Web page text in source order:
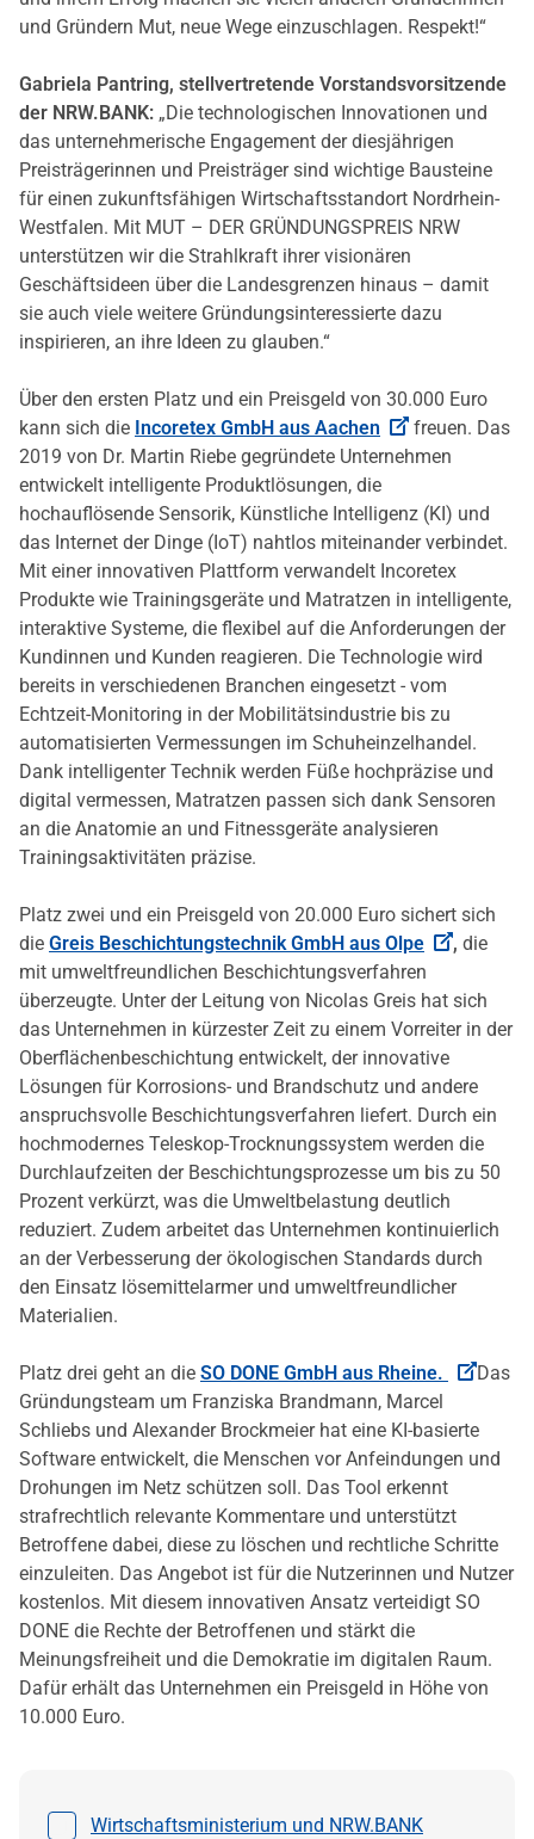
und Gründern Mut, neue Wege einzuschlagen. Respekt!“
Gabriela Pantring, stellvertretende Vorstandsvorsitzende
der NRW.BANK: „Die technologischen Innovationen und
das unternehmerische Engagement der diesjährigen
Preisträgerinnen und Preisträger sind wichtige Bausteine
für einen zukunftsfähigen Wirtschaftsstandort Nordrhein-
Westfalen. Mit MUT – DER GRÜNDUNGSPREIS NRW
unterstützen wir die Strahlkraft ihrer visionären
Geschäftsideen über die Landesgrenzen hinaus – damit
sie auch viele weitere Gründungsinteressierte dazu
inspirieren, an ihre Ideen zu glauben.“
Über den ersten Platz und ein Preisgeld von 30.000 Euro
kann sich die Incoretex GmbH aus Aachen
freuen. Das
2019 von Dr. Martin Riebe gegründete Unternehmen
entwickelt intelligente Produktlösungen, die
hochauflösende Sensorik, Künstliche Intelligenz (KI) und
das Internet der Dinge (IoT) nahtlos miteinander verbindet.
Mit einer innovativen Plattform verwandelt Incoretex
Produkte wie Trainingsgeräte und Matratzen in intelligente,
interaktive Systeme, die flexibel auf die Anforderungen der
Kundinnen und Kunden reagieren. Die Technologie wird
bereits in verschiedenen Branchen eingesetzt - vom
Echtzeit-Monitoring in der Mobilitätsindustrie bis zu
automatisierten Vermessungen im Schuheinzelhandel.
Dank intelligenter Technik werden Füße hochpräzise und
digital vermessen, Matratzen passen sich dank Sensoren
an die Anatomie an und Fitnessgeräte analysieren
Trainingsaktivitäten präzise.
Platz zwei und ein Preisgeld von 20.000 Euro sichert sich
die Greis Beschichtungstechnik GmbH aus Olpe , die
mit umweltfreundlichen Beschichtungsverfahren
überzeugte. Unter der Leitung von Nicolas Greis hat sich
das Unternehmen in kürzester Zeit zu einem Vorreiter in der
Oberflächenbeschichtung entwickelt, der innovative
Lösungen für Korrosions- und Brandschutz und andere
anspruchsvolle Beschichtungsverfahren liefert. Durch ein
hochmodernes Teleskop-Trocknungssystem werden die
Durchlaufzeiten der Beschichtungsprozesse um bis zu 50
Prozent verkürzt, was die Umweltbelastung deutlich
reduziert. Zudem arbeitet das Unternehmen kontinuierlich
an der Verbesserung der ökologischen Standards durch
den Einsatz lösemittelarmer und umweltfreundlicher
Materialien.
Platz drei geht an die SO DONE GmbH aus Rheine.
Das
Gründungsteam um Franziska Brandmann, Marcel
Schliebs und Alexander Brockmeier hat eine KI-basierte
Software entwickelt, die Menschen vor Anfeindungen und
Drohungen im Netz schützen soll. Das Tool erkennt
strafrechtlich relevante Kommentare und unterstützt
Betroffene dabei, diese zu löschen und rechtliche Schritte
einzuleiten. Das Angebot ist für die Nutzerinnen und Nutzer
kostenlos. Mit diesem innovativen Ansatz verteidigt SO
DONE die Rechte der Betroffenen und stärkt die
Meinungsfreiheit und die Demokratie im digitalen Raum.
Dafür erhält das Unternehmen ein Preisgeld in Höhe von
10.000 Euro.
Datei auswählen
Wirtschaftsministerium und NRW.BANK